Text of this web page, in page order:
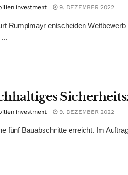
investment 9. DEZEMBER 2022
Rumplmayr entscheiden
investment 9. DEZEMBER 2022
fünf Bauabschnitte erreicht. Im